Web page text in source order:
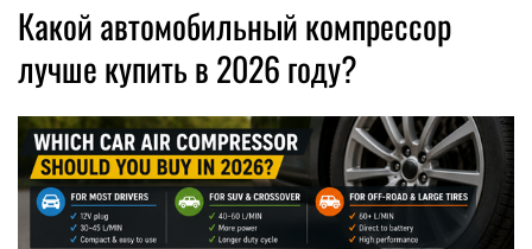
Какой автомобильный компрессор
лучше купить в 2026 году?